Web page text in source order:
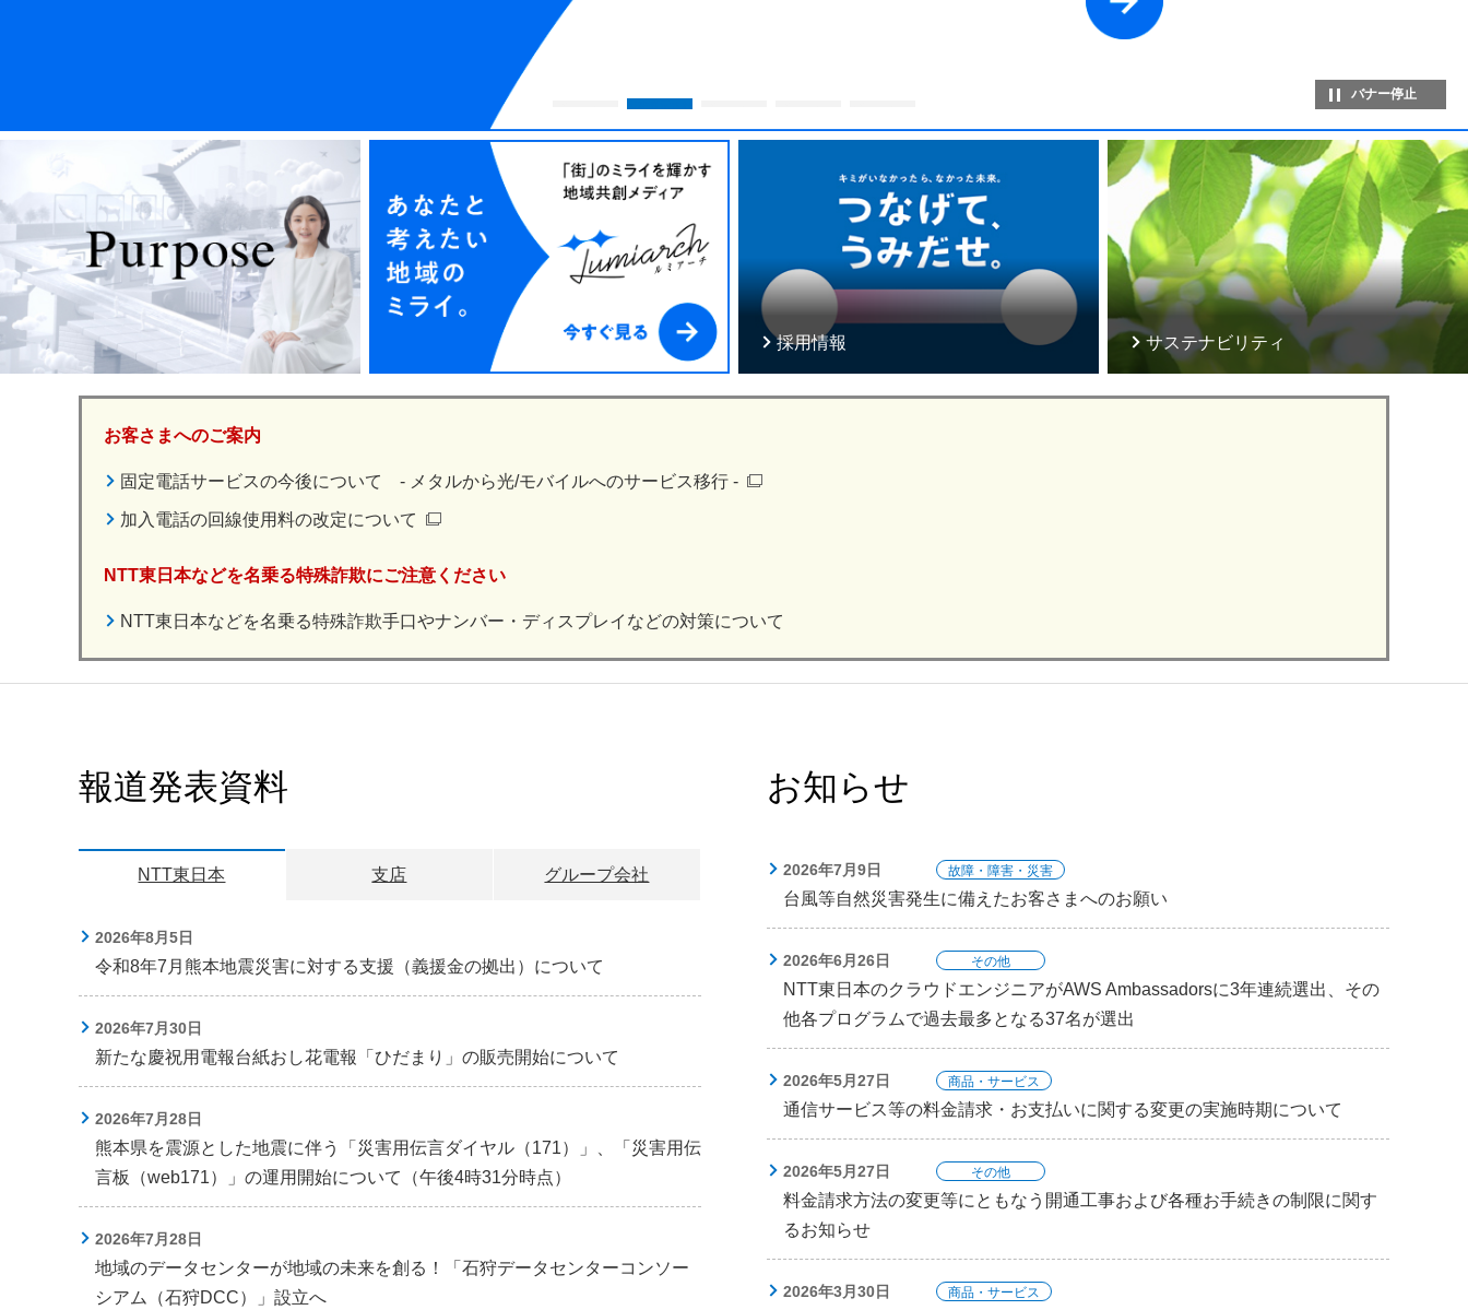
2枚目を表示
バナー停止
採用情報 サステナビリティ
お客さまへのご案内
固定電話サービスの今後について - メタルから光/モバイルへのサービス移行 -
加入電話の回線使用料の改定について
NTT東日本などを名乗る特殊詐欺にご注意ください
NTT東日本などを名乗る特殊詐欺手口やナンバー・ディスプレイなどの対策について
報道発表資料
NTT東日本 支店 グループ会社
2026年8月5日
令和8年7月熊本地震災害に対する支援（義援金の拠出）について
2026年7月30日
新たな慶祝用電報台紙おし花電報「ひだまり」の販売開始について
2026年7月28日
熊本県を震源とした地震に伴う「災害用伝言ダイヤル（171）」、「災害用伝
言板（web171）」の運用開始について（午後4時31分時点）
2026年7月28日
地域のデータセンターが地域の未来を創る！「石狩データセンターコンソー
シアム（石狩DCC）」設立へ
お知らせ
2026年7月9日 故障・障害・災害
台風等自然災害発生に備えたお客さまへのお願い
2026年6月26日 その他
NTT東日本のクラウドエンジニアがAWS Ambassadorsに3年連続選出、その
他各プログラムで過去最多となる37名が選出
2026年5月27日 商品・サービス
通信サービス等の料金請求・お支払いに関する変更の実施時期について
2026年5月27日 その他
料金請求方法の変更等にともなう開通工事および各種お手続きの制限に関す
るお知らせ
2026年3月30日 商品・サービス